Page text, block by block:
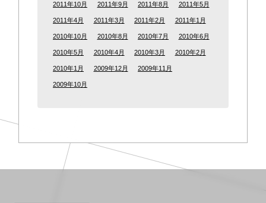
2011年10月 2011年9月 2011年8月 2011年5月
2011年4月 2011年3月 2011年2月 2011年1月
2010年10月 2010年8月 2010年7月 2010年6月
2010年5月 2010年4月 2010年3月 2010年2月
2010年1月 2009年12月 2009年11月
2009年10月